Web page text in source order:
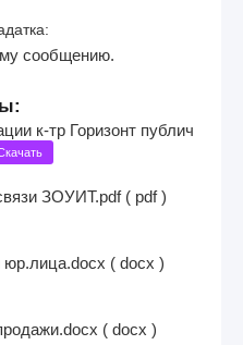
сообщению.
к-тр Горизонт публич
ЗОУИТ.pdf ( pdf )
( docx )
( docx )